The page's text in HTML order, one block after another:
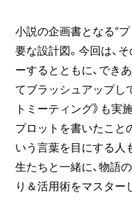
小説の企画書となる“
要な設計図。今回は、
ーするとともに、でき
てブラッシュアップし
トミーティング》も実
プロットを書いたこと
いう言葉を目にする人
生たちと一緒に、物語
り＆活用術をマスター